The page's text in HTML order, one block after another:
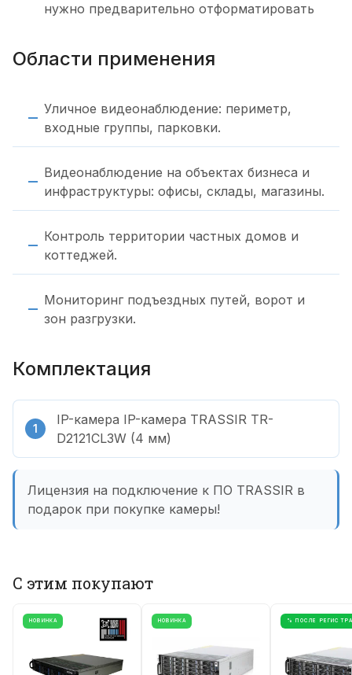
нужно предварительно отформатировать
Области применения
Уличное видеонаблюдение: периметр,
входные группы, парковки.
Видеонаблюдение на объектах бизнеса и
инфраструктуры: офисы, склады, магазины.
Контроль территории частных домов и
коттеджей.
Мониторинг подъездных путей, ворот и
зон разгрузки.
Комплектация
IP-камера IP-камера TRASSIR TR-
D2121CL3W (4 мм)
Лицензия на подключение к ПО TRASSIR в
подарок при покупке камеры!
С этим покупают
НОВИНКА НОВИНКА % ПОСЛЕ